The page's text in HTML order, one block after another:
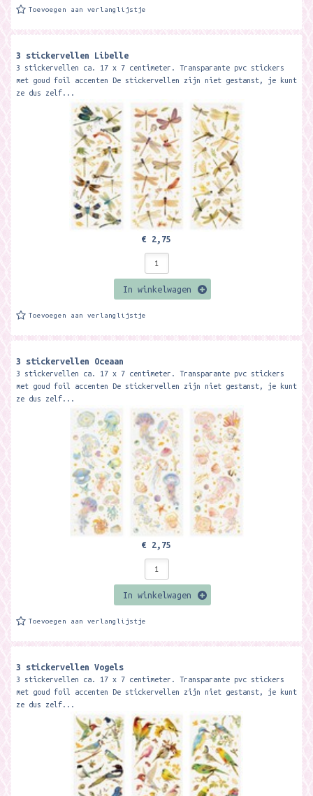
Toevoegen aan verlanglijstje
3 stickervellen Libelle
3 stickervellen ca. 17 x 7 centimeter. Transparante pvc stickers
met goud foil accenten De stickervellen zijn niet gestanst, je kunt
ze dus zelf...
€ 2,75
In winkelwagen
Toevoegen aan verlanglijstje
3 stickervellen Oceaan
3 stickervellen ca. 17 x 7 centimeter. Transparante pvc stickers
met goud foil accenten De stickervellen zijn niet gestanst, je kunt
ze dus zelf...
€ 2,75
In winkelwagen
Toevoegen aan verlanglijstje
3 stickervellen Vogels
3 stickervellen ca. 17 x 7 centimeter. Transparante pvc stickers
met goud foil accenten De stickervellen zijn niet gestanst, je kunt
ze dus zelf...